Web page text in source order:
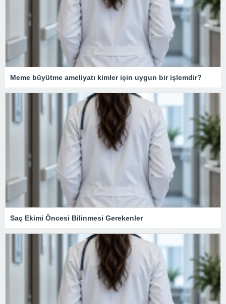
Meme büyütme ameliyatı kimler için uygun bir işlemdir?
Saç Ekimi Öncesi Bilinmesi Gerekenler